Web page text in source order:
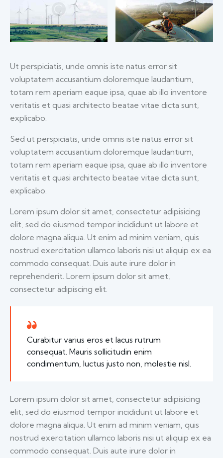
Ut perspiciatis, unde omnis iste natus error sit
voluptatem accusantium doloremque laudantium,
totam rem aperiam eaque ipsa, quae ab illo inventore
veritatis et quasi architecto beatae vitae dicta sunt,
explicabo.
Sed ut perspiciatis, unde omnis iste natus error sit
voluptatem accusantium doloremque laudantium,
totam rem aperiam eaque ipsa, quae ab illo inventore
veritatis et quasi architecto beatae vitae dicta sunt,
explicabo.
Lorem ipsum dolor sit amet, consectetur adipisicing
elit, sed do eiusmod tempor incididunt ut labore et
dolore magna aliqua. Ut enim ad minim veniam, quis
nostrud exercitation ullamco laboris nisi ut aliquip ex ea
commodo consequat. Duis aute irure dolor in
reprehenderit. Lorem ipsum dolor sit amet,
consectetur adipiscing elit.
Curabitur varius eros et lacus rutrum
consequat. Mauris sollicitudin enim
condimentum, luctus justo non, molestie nisl.
Lorem ipsum dolor sit amet, consectetur adipisicing
elit, sed do eiusmod tempor incididunt ut labore et
dolore magna aliqua. Ut enim ad minim veniam, quis
nostrud exercitation ullamco laboris nisi ut aliquip ex ea
commodo consequat. Duis aute irure dolor in